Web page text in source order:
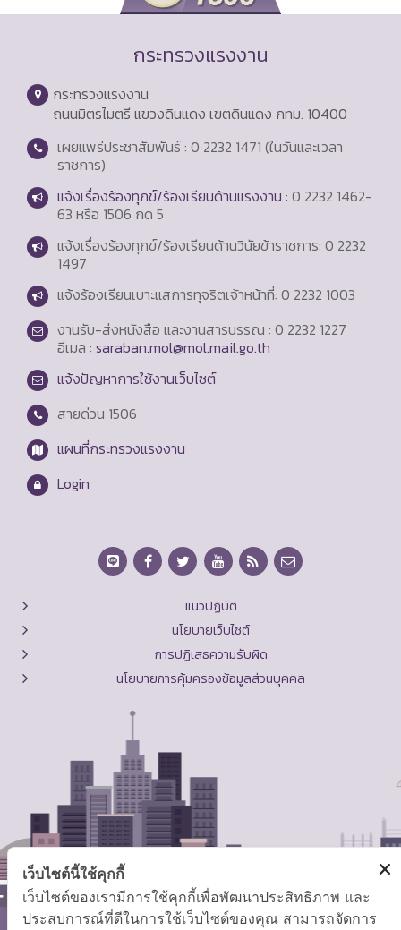
กระทรวงแรงงาน
กระทรวงแรงงาน
ถนนมิตรไมตรี แขวงดินแดง เขตดินแดง กทม. 10400
เผยแพร่ประชาสัมพันธ์ : 0 2232 1471 (ในวันและเวลา
ราชการ)
แจ้งเรื่องร้องทุกข์/ร้องเรียนด้านแรงงาน : 0 2232 1462-
63 หรือ 1506 กด 5
แจ้งเรื่องร้องทุกข์/ร้องเรียนด้านวินัยข้าราชการ: 0 2232
1497
แจ้งร้องเรียนเบาะแสการทุจริตเจ้าหน้าที่: 0 2232 1003
งานรับ-ส่งหนังสือ และงานสารบรรณ : 0 2232 1227
อีเมล : saraban.mol@mol.mail.go.th
แจ้งปัญหาการใช้งานเว็บไซต์
สายด่วน 1506
แผนที่กระทรวงแรงงาน
Login
แนวปฏิบัติ
นโยบายเว็บไซต์
การปฏิเสธความรับผิด
นโยบายการคุ้มครองข้อมูลส่วนบุคคล
เว็บไซต์นี้ใช้คุกกี้
เว็บไซต์ของเรามีการใช้คุกกี้เพื่อพัฒนาประสิทธิภาพ และ
ประสบการณ์ที่ดีในการใช้เว็บไซต์ของคุณ สามารถจัดการ